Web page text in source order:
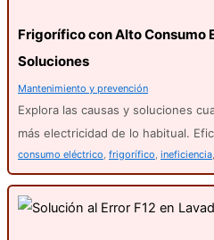
Frigorífico con Alto Consumo
Soluciones
Mantenimiento y prevención
Explora las causas y soluciones
más electricidad de lo habitual.
consumo eléctrico, frigorífico, ineficiencia,